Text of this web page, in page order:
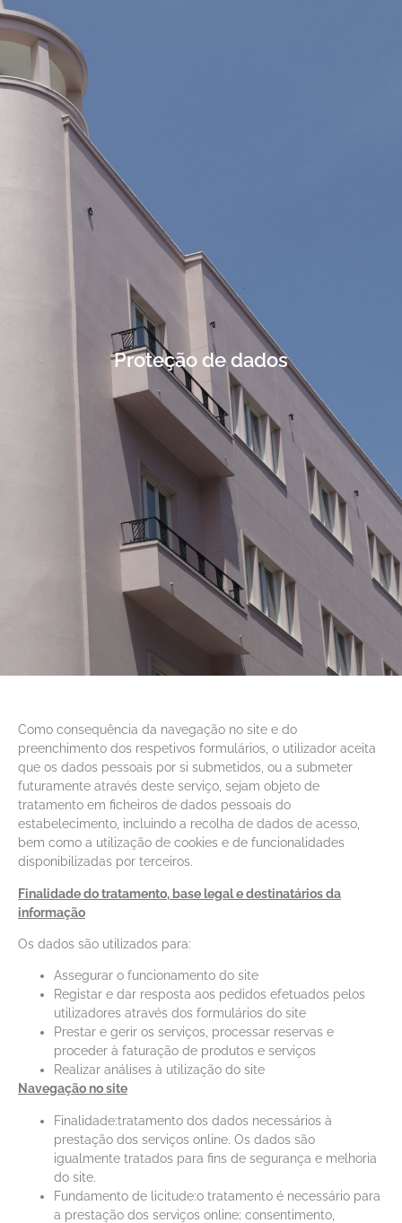
Proteção de dados
Como consequência da navegação no site e do
preenchimento dos respetivos formulários, o utilizador aceita
que os dados pessoais por si submetidos, ou a submeter
futuramente através deste serviço, sejam objeto de
tratamento em ficheiros de dados pessoais do
estabelecimento, incluindo a recolha de dados de acesso,
bem como a utilização de cookies e de funcionalidades
disponibilizadas por terceiros.
Finalidade do tratamento, base legal e destinatários da
informação
Os dados são utilizados para:
Assegurar o funcionamento do site
Registar e dar resposta aos pedidos efetuados pelos
utilizadores através dos formulários do site
Prestar e gerir os serviços, processar reservas e
proceder à faturação de produtos e serviços
Realizar análises à utilização do site
Navegação no site
Finalidade:tratamento dos dados necessários à
prestação dos serviços online. Os dados são
igualmente tratados para fins de segurança e melhoria
do site.
Fundamento de licitude:o tratamento é necessário para
a prestação dos serviços online; consentimento,